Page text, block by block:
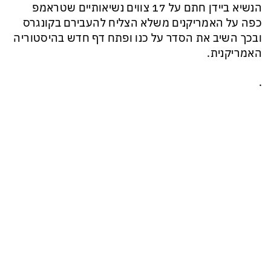
את המתקפה: טראמפ נסוג, נתניהו הוזהר – ואיראן רשמה ניצחון אסטרטגי נוסף
כל הפרטים, ההערכות והסודות: לקראת מלחמה הקשה בהרבה מקודמותיה?
הנשיא ביידן חתם על 17 צווים נשיאותיים שטראמפ
כפה על האמריקנים משלא הצליח להעבירם בקונגרס
ובכך השיב את הסדר על כנו ופתח דף חדש בהיסטוריה
האמריקנית.
.